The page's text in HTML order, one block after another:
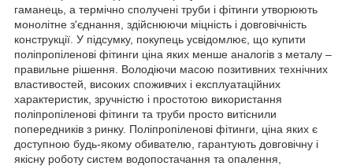
гаманець, а термічно сполучені труби і фітинги утворюють
монолітне з'єднання, здійснюючи міцність і довговічність
конструкції. У підсумку, покупець усвідомлює, що купити
поліпропіленові фітинги ціна яких менше аналогів з металу –
правильне рішення. Володіючи масою позитивних технічних
властивостей, високих споживчих і експлуатаційних
характеристик, зручністю і простотою використання
поліпропіленові фітинги та труби просто витіснили
попередників з ринку. Поліпропіленові фітинги, ціна яких є
доступною будь-якому обивателю, гарантують довговічну і
якісну роботу систем водопостачання та опалення,